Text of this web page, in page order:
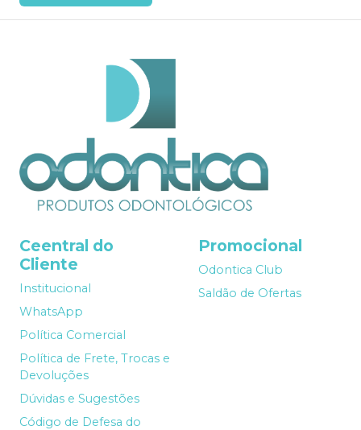
Ceentral do
Cliente
Institucional
WhatsApp
Política Comercial
Política de Frete, Trocas e
Devoluções
Dúvidas e Sugestões
Código de Defesa do
Promocional
Odontica Club
Saldão de Ofertas